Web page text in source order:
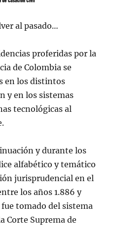
al pasado…
proferidas por la
de Colombia se
en los distintos
y en los sistemas
tecnológicas al
y durante los
alfabético y temático
jurisprudencial en el
los años 1.886 y
tomado del sistema
Corte Suprema de